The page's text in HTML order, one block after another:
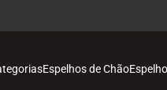
Espelhos de Chão